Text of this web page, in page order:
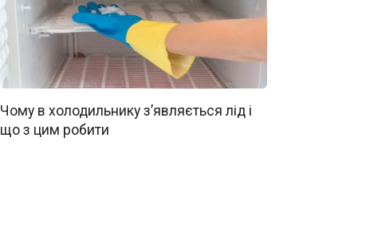
Чому в холодильнику з’являється лід і
що з цим робити